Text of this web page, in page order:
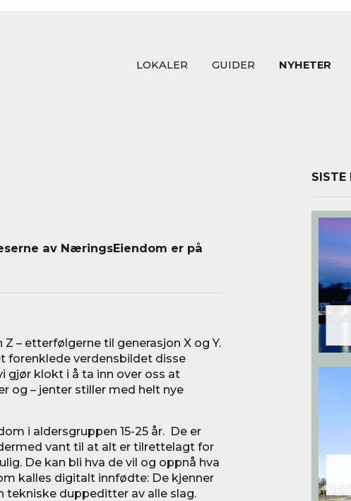
LOKALER GUIDER NYHETER
av NæringsEiendom er på
– etterfølgerne til generasjon X og Y.
forenklede verdensbildet disse
gjør klokt i å ta inn over oss at
og – jenter stiller med helt nye
i aldersgruppen 15-25 år. De er
vant til at alt er tilrettelagt for
De kan bli hva de vil og oppnå hva
kalles digitalt innfødte: De kjenner
tekniske duppeditter av alle slag.
SISTE